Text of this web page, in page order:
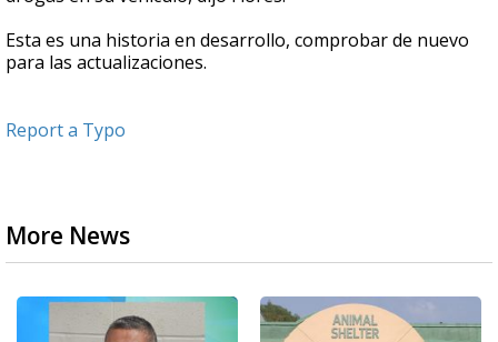
Esta es una historia en desarrollo, comprobar de nuevo
para las actualizaciones.
Report a Typo
More News